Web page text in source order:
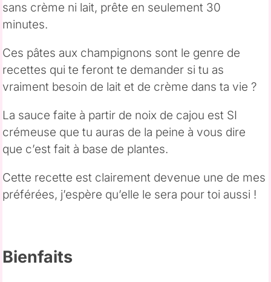
sans crème ni lait, prête en seulement 30
minutes.
Ces pâtes aux champignons sont le genre de
recettes qui te feront te demander si tu as
vraiment besoin de lait et de crème dans ta vie ?
La sauce faite à partir de noix de cajou est SI
crémeuse que tu auras de la peine à vous dire
que c’est fait à base de plantes.
Cette recette est clairement devenue une de mes
préférées, j’espère qu’elle le sera pour toi aussi !
Bienfaits